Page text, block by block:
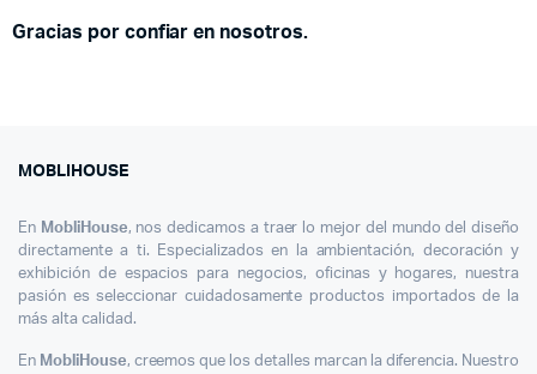
Gracias por confiar en nosotros.
MOBLIHOUSE
En MobliHouse, nos dedicamos a traer lo mejor del mundo del diseño
directamente a ti. Especializados en la ambientación, decoración y
exhibición de espacios para negocios, oficinas y hogares, nuestra
pasión es seleccionar cuidadosamente productos importados de la
más alta calidad.
En MobliHouse, creemos que los detalles marcan la diferencia. Nuestro